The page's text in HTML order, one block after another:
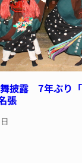
披露 7年ぶり
張